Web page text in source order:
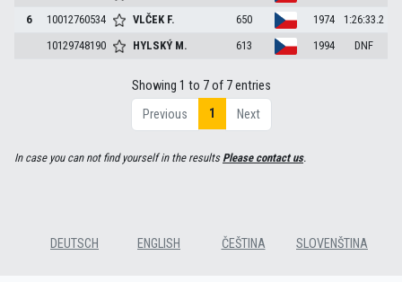
6
10012760534 VLČEK F. 650 1974
1:26:33.2
10129748190
HYLSKÝ M. 613 1994 DNF
Showing 1 to 7 of 7 entries
Previous
1 Next
In case you can not find yourself in the resultsPlease contact us.
DEUTSCH ENGLISH ČEŠTINA SLOVENŠTINA